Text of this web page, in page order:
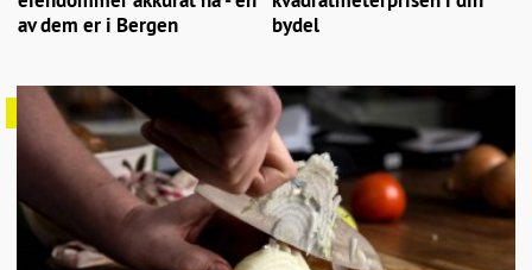
av dem er i Bergen
bydel